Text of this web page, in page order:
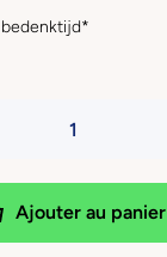
Ajouter au panier